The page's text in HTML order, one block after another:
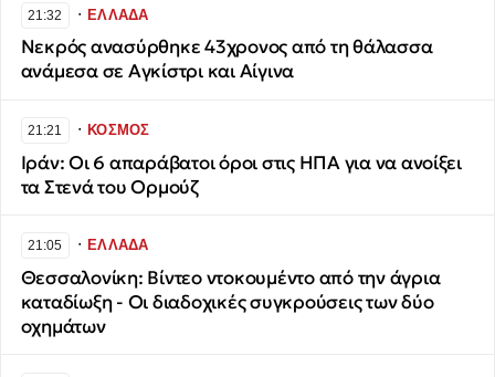
21:32 ∙ΕΛΛΑΔΑ
Νεκρός ανασύρθηκε 43χρονος από τη θάλασσα
ανάμεσα σε Αγκίστρι και Αίγινα
21:21 ∙ΚΟΣΜΟΣ
Ιράν: Οι 6 απαράβατοι όροι στις ΗΠΑ για να ανοίξει
τα Στενά του Ορμούζ
21:05 ∙ΕΛΛΑΔΑ
Θεσσαλονίκη: Βίντεο ντοκουμέντο από την άγρια
καταδίωξη - Οι διαδοχικές συγκρούσεις των δύο
οχημάτων